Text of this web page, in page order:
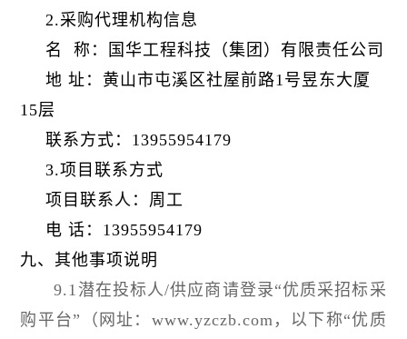
2.采购代理机构信息
名 称：国华工程科技（集团）有限责任公司
地 址：黄山市屯溪区社屋前路1号昱东大厦
15层
联系方式：13955954179
3.项目联系方式
项目联系人：周工
电 话：13955954179
九、其他事项说明
9.1潜在投标人/供应商请登录“优质采招标采
购平台”（网址：www.yzczb.com，以下称“优质